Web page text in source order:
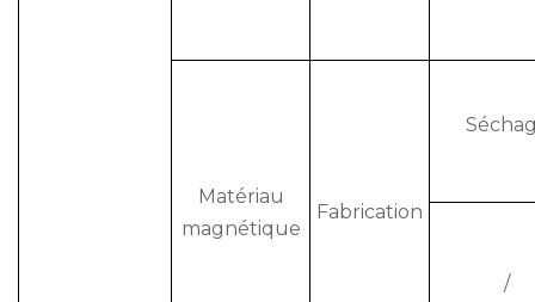
Matériau
magnétique
Fabrication
/